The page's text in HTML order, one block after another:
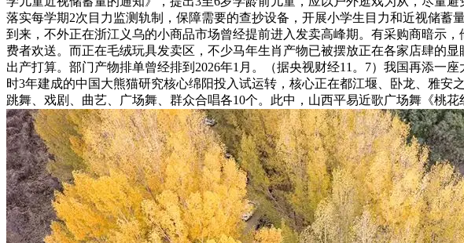
落实每学期2次目力监测轨制，保障需要的查抄设备，开展小学生目力和近视储
到来，不外正在浙江义乌的小商品市场曾经提前进入发卖高峰期。有采购商暗示
费者欢送。而正在毛绒玩具发卖区，不少马年生肖产物已被摆放正在各家店肆的
出产打算。部门产物排单曾经排到2026年1月。（据央视财经11。7）我国再添一
时3年建成的中国大熊猫研究核心绵阳投入试运转，核心正在都江堰、卧龙、雅安
跳舞、戏剧、曲艺、广场舞、群众合唱各10个。此中，山西平易近歌广场舞《桃